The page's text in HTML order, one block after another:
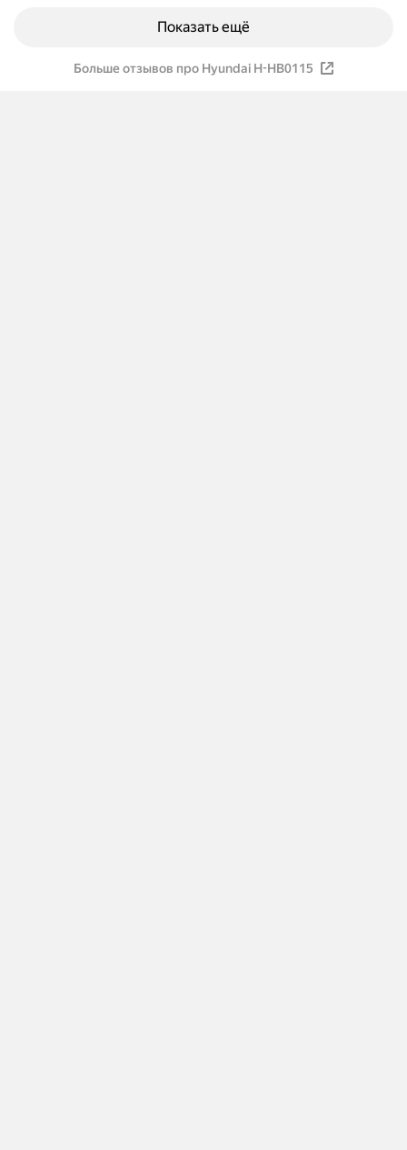
Показать ещё
Больше отзывов про Hyundai H-HB0115